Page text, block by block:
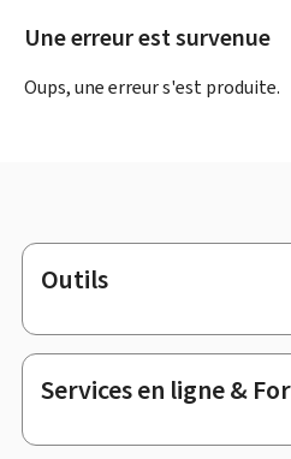
Une erreur est survenue
Oups, une erreur s'est produite.
Pied
de
page
Outils
Services en ligne &